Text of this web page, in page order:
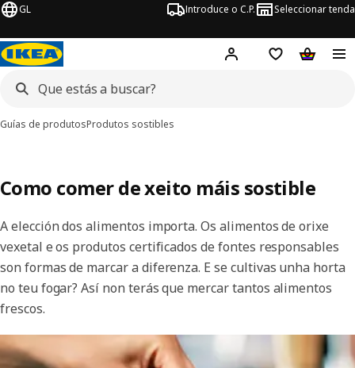
GL Introduce o C.P. Seleccionar tenda
Hej! Iniciar sesión
Lista deCarriño
Guías de produtosProdutos sostibles
Como comer de xeito máis sostible
A elección dos alimentos importa. Os alimentos de orixe
vexetal e os produtos certificados de fontes responsables
son formas de marcar a diferenza. E se cultivas unha horta
no teu fogar? Así non terás que mercar tantos alimentos
frescos.